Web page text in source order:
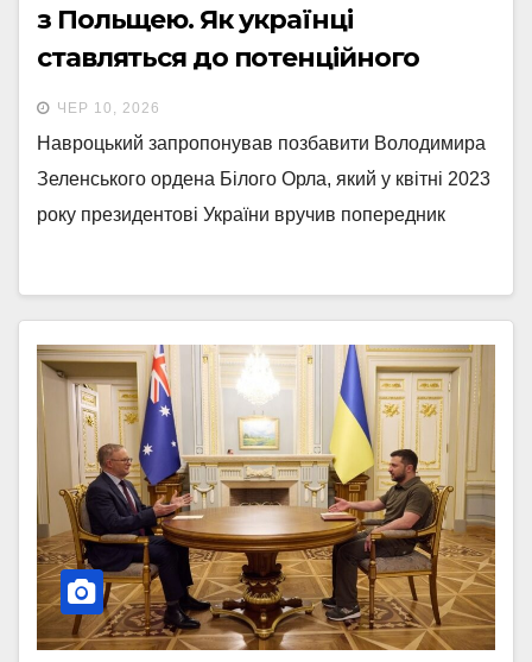
з Польщею. Як українці
ставляться до потенційного
позбавлення Зеленського
ордена Білого Орла —
опитування Radio NV
ЧЕР 10, 2026
Навроцький запропонував позбавити Володимира
Зеленського ордена Білого Орла, який у квітні 2023
року президентові України вручив попередник